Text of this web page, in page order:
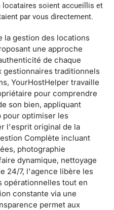
locataires soient accueillis et
par vous directement.
la gestion des locations
une approche
de chaque
gestionnaires traditionnels
YourHostHelper travaille
pour comprendre
son bien, appliquant
pour optimiser les
l'esprit original de la
Complète incluant
photographie
dynamique, nettoyage
24/7, l'agence libère les
opérationnelles tout en
constante via une
permet aux